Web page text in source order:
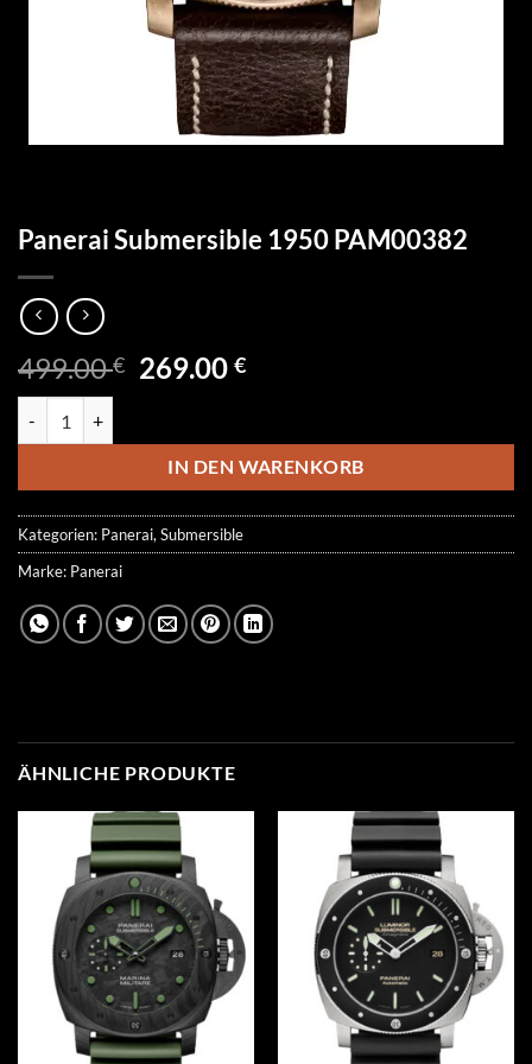
Panerai Submersible 1950 PAM00382
499.00€ Ursprünglicher
499.00 €
269.00€Aktueller
269.00 €.
IN DEN WARENKORB
Kategorien: Panerai, Submersible
Marke: Panerai
ÄHNLICHE PRODUKTE